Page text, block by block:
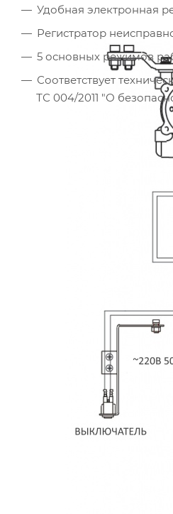
Удобная электронная
Регистратор
5 основных режимов
Соответствует
ТС 004/2011 "О